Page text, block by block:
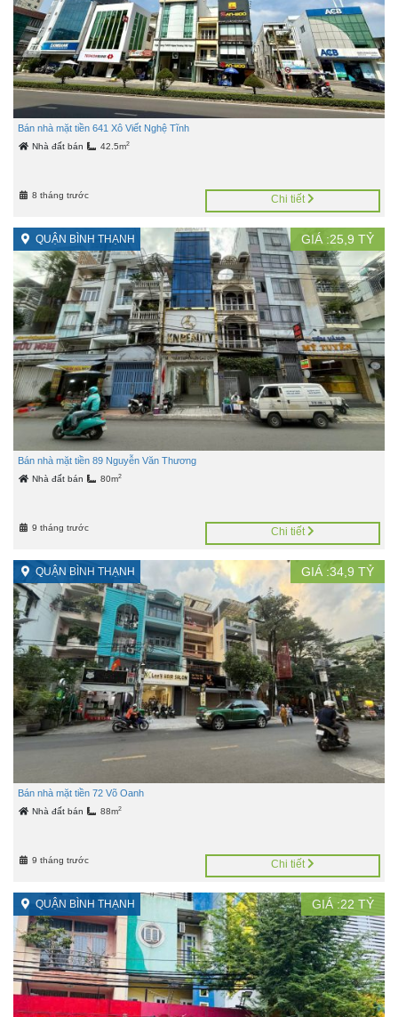
Bán nhà mặt tiền 641 Xô Viết Nghệ Tĩnh
Nhà đất bán 42.5m2
8 tháng trước Chi tiết
QUẬN BÌNH THẠNH GIÁ :25,9 TỶ
Bán nhà mặt tiền 89 Nguyễn Văn Thương
Nhà đất bán 80m2
9 tháng trước Chi tiết
QUẬN BÌNH THẠNH GIÁ :34,9 TỶ
Bán nhà mặt tiền 72 Võ Oanh
Nhà đất bán 88m2
9 tháng trước Chi tiết
QUẬN BÌNH THẠNH GIÁ :22 TỶ